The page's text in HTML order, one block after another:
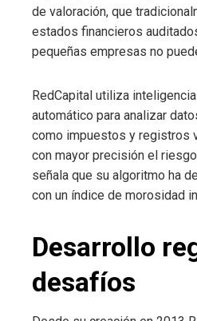
de valoración, que
estados financieros
pequeñas empresas no
RedCapital utiliza
automático para analizar
como impuestos y registros
con mayor precisión el
señala que su algoritmo ha
con un índice de morosidad
Desarrollo
desafíos